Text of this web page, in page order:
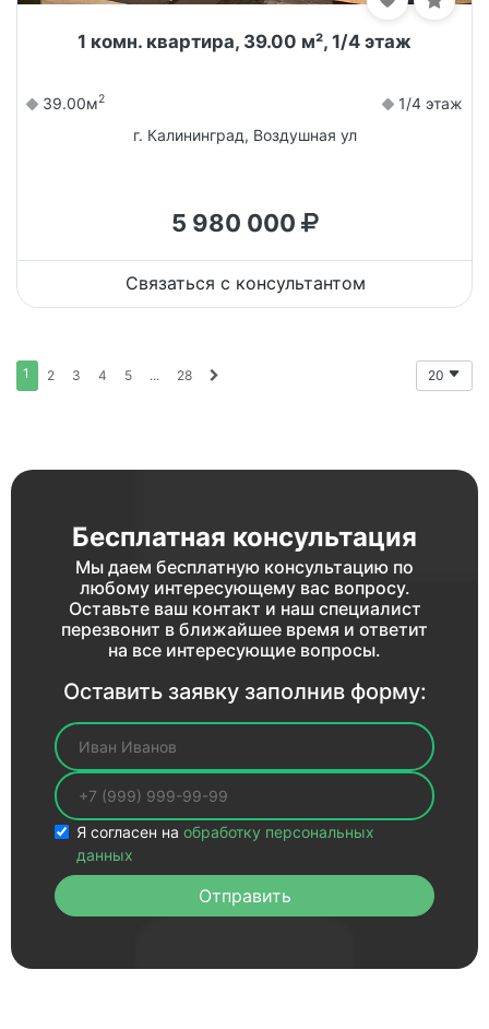
1 комн. квартира, 39.00 м², 1/4 этаж
39.00м2
1/4 этаж
г. Калининград, Воздушная ул
5 980 000
Связаться с консультантом
1 2 3 4 5 ... 28 20
Бесплатная консультация
Мы даем бесплатную консультацию по
любому интересующему вас вопросу.
Оставьте ваш контакт и наш специалист
перезвонит в ближайшее время и ответит
на все интересующие вопросы.
Оставить заявку заполнив форму:
Я согласен на обработку персональных
данных
Отправить